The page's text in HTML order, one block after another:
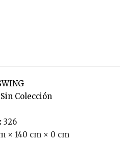
Sin Colección
326
× 140 cm × 0 cm